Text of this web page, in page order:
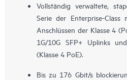
Vollständig verwaltete,
Serie der Enterprise-
Anschlüssen der Klasse 4
1G/10G SFP+ Uplinks
(Klasse 4 PoE).
Bis zu 176 Gbit/s